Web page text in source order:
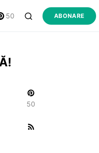
50 ABONARE
50